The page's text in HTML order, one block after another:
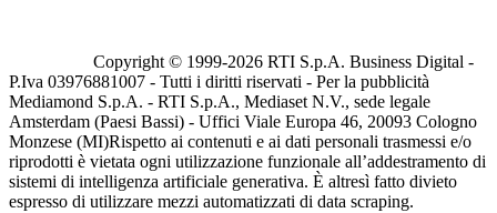
Copyright © 1999-2026 RTI S.p.A. Business Digital -
P.Iva 03976881007 - Tutti i diritti riservati - Per la pubblicità
Mediamond S.p.A. - RTI S.p.A., Mediaset N.V., sede legale
Amsterdam (Paesi Bassi) - Uffici Viale Europa 46, 20093 Cologno
Monzese (MI)Rispetto ai contenuti e ai dati personali trasmessi e/o
riprodotti è vietata ogni utilizzazione funzionale all’addestramento di
sistemi di intelligenza artificiale generativa. È altresì fatto divieto
espresso di utilizzare mezzi automatizzati di data scraping.